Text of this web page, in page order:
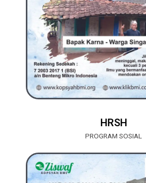
HRSH
PROGRAM SOSIAL